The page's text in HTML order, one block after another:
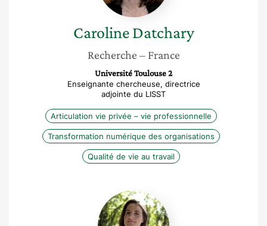
Caroline Datchary
Recherche – France
Université Toulouse 2
Enseignante chercheuse, directrice
adjointe du LISST
Articulation vie privée – vie professionnelle
Transformation numérique des organisations
Qualité de vie au travail
Diane
Le
Luyer